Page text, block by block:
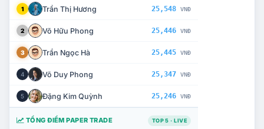
1 Trần Thị Hương 25,548 VNĐ
2 Võ Hữu Phong 25,446 VNĐ
3 Trần Ngọc Hà 25,445 VNĐ
4 Võ Duy Phong 25,347 VNĐ
5 Đặng Kim Quỳnh 25,246 VNĐ
TỔNG ĐIỂM PAPER TRADE TOP 5 · LIVE